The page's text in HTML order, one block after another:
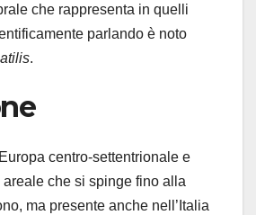
che rappresenta in quelli
parlando è noto
.
centro-settentrionale e
areale che si spinge fino alla
ma presente anche nell’Italia